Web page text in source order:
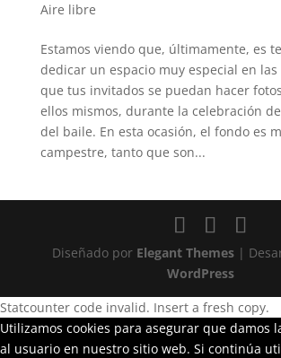
Aire libre
Estamos viendo que, últimamente, es
dedicar un espacio muy especial en
que tus invitados se puedan hacer
ellos mismos, durante la celebración
del baile. En esta ocasión, el fondo es
campestre, tanto que son...
Diseñado por Elegant Themes|
WordPress
Statcounter code invalid. Insert a fresh copy.
Utilizamos cookies para asegurar que damos
al usuario en nuestro sitio web. Si continúa